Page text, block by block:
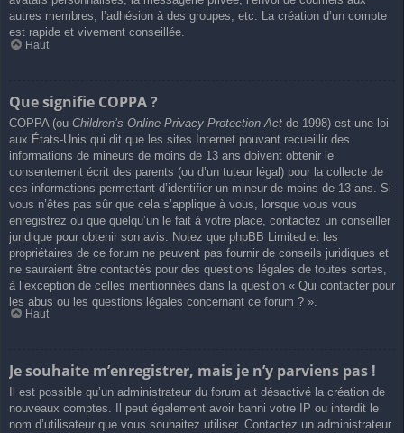
autres membres, l’adhésion à des groupes, etc. La création d’un compte
est rapide et vivement conseillée.
Haut
Que signifie COPPA ?
COPPA (ou Children’s Online Privacy Protection Act de 1998) est une loi
aux États-Unis qui dit que les sites Internet pouvant recueillir des
informations de mineurs de moins de 13 ans doivent obtenir le
consentement écrit des parents (ou d’un tuteur légal) pour la collecte de
ces informations permettant d’identifier un mineur de moins de 13 ans. Si
vous n’êtes pas sûr que cela s’applique à vous, lorsque vous vous
enregistrez ou que quelqu’un le fait à votre place, contactez un conseiller
juridique pour obtenir son avis. Notez que phpBB Limited et les
propriétaires de ce forum ne peuvent pas fournir de conseils juridiques et
ne sauraient être contactés pour des questions légales de toutes sortes,
à l’exception de celles mentionnées dans la question « Qui contacter pour
les abus ou les questions légales concernant ce forum ? ».
Haut
Je souhaite m’enregistrer, mais je n’y parviens pas !
Il est possible qu’un administrateur du forum ait désactivé la création de
nouveaux comptes. Il peut également avoir banni votre IP ou interdit le
nom d’utilisateur que vous souhaitez utiliser. Contactez un administrateur